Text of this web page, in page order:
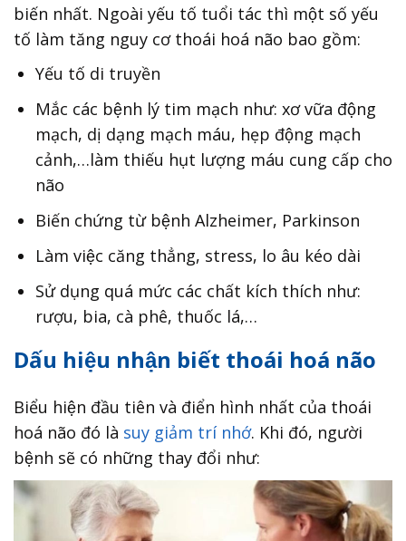
biến nhất. Ngoài yếu tố tuổi tác thì một số yếu
tố làm tăng nguy cơ thoái hoá não bao gồm:
Yếu tố di truyền
Mắc các bệnh lý tim mạch như: xơ vữa động
mạch, dị dạng mạch máu, hẹp động mạch
cảnh,…làm thiếu hụt lượng máu cung cấp cho
não
Biến chứng từ bệnh Alzheimer, Parkinson
Làm việc căng thẳng, stress, lo âu kéo dài
Sử dụng quá mức các chất kích thích như:
rượu, bia, cà phê, thuốc lá,…
Dấu hiệu nhận biết thoái hoá não
Biểu hiện đầu tiên và điển hình nhất của thoái
hoá não đó là suy giảm trí nhớ. Khi đó, người
bệnh sẽ có những thay đổi như: